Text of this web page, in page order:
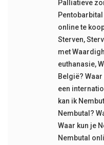
Palliatieve
online te
Sterven,
met
euthanasie,
België?
een
kan ik
Nembutal?
Waar kun je
Nembutal